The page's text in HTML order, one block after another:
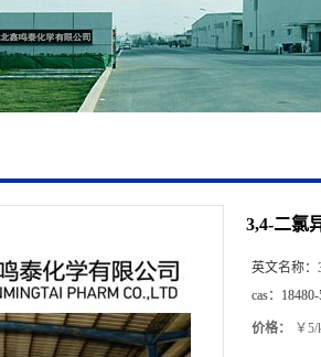
3,4-二氯
英文名称：
cas：
价格： ￥5/